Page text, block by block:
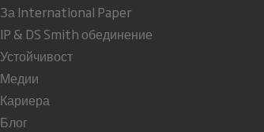
За International Paper
IP & DS Smith обединение
Устойчивост
Медии
Кариера
Блог